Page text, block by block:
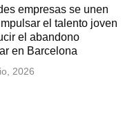
empresas se unen
el talento joven
el abandono
en Barcelona
2026